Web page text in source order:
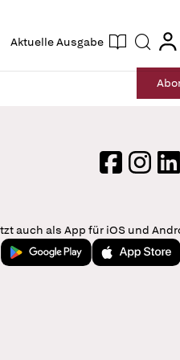
Aktuelle Ausgabe Suche
login
Abo
FacebookInstagram
auch als App für iOS und
Jetzt bei Google PlayLaden im App